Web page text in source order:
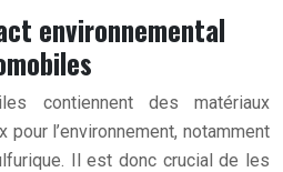
environnemental
contiennent des matériaux
l’environnement, notamment
Il est donc crucial de les